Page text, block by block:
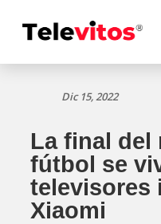
Dic 15, 2022
La final del
fútbol se
televisores
Xiaomi